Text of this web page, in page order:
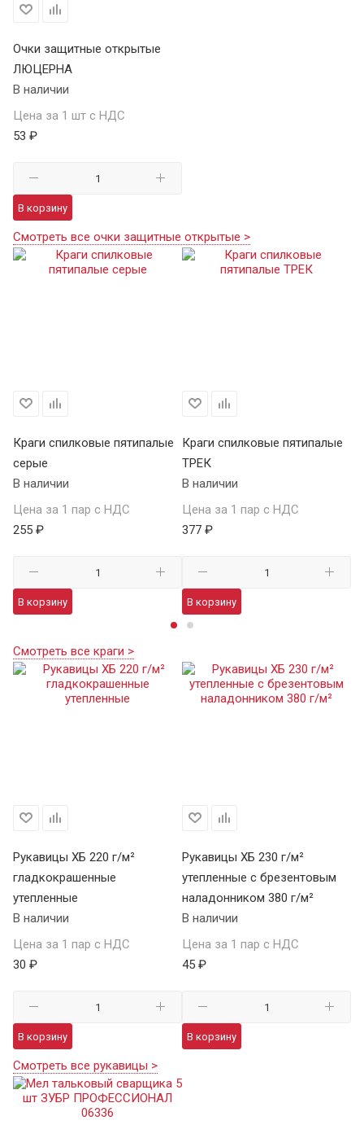
Очки защитные открытые
ЛЮЦЕРНА
В наличии
Цена за 1 шт с НДС
53 ₽
В корзину
Смотреть все очки защитные открытые >
Краги спилковые пятипалые
серые
В наличии
Цена за 1 пар с НДС
255 ₽
В корзину
Краги спилковые пятипалые
ТРЕК
В наличии
Цена за 1 пар с НДС
377 ₽
В корзину
Смотреть все краги >
Рукавицы ХБ 220 г/м²
гладкокрашенные
утепленные
В наличии
Цена за 1 пар с НДС
30 ₽
В корзину
Рукавицы ХБ 230 г/м²
утепленные с брезентовым
наладонником 380 г/м²
В наличии
Цена за 1 пар с НДС
45 ₽
В корзину
Смотреть все рукавицы >